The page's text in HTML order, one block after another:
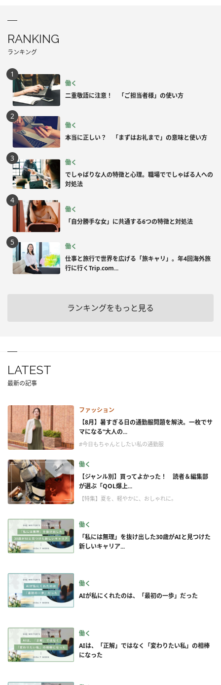
RANKING
ランキング
働く
二重敬語に注意！ 「ご担当者様」の使い方
働く
本当に正しい？ 「まずはお礼まで」の意味と使い方
働く
でしゃばりな人の特徴と心理。職場ででしゃばる人への
対処法
働く
「自分勝手な女」に共通する6つの特徴と対処法
働く
仕事と旅行で世界を広げる「旅キャリ」。年4回海外旅
行に行くTrip.com...
ランキングをもっと見る
LATEST
最新の記事
ファッション
【8月】暑すぎる日の通勤服問題を解決。一枚でサ
マになる“大人の...
#今日もちゃんとしたい私の通勤服
働く
【ジャンル別】買ってよかった！ 読者＆編集部
が選ぶ「QOL爆上...
【特集】夏を、軽やかに、おしゃれに。
働く
「私には無理」を抜け出した30歳がAIと見つけた
新しいキャリア...
働く
AIが私にくれたのは、「最初の一歩」だった
働く
AIは、「正解」ではなく「変わりたい私」の相棒
になった